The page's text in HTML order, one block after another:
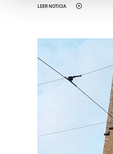
LEER NOTICIA